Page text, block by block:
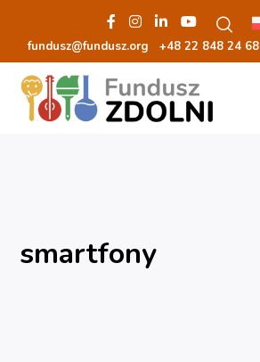
fundusz@fundusz.org +48 22 848 24 68
smartfony